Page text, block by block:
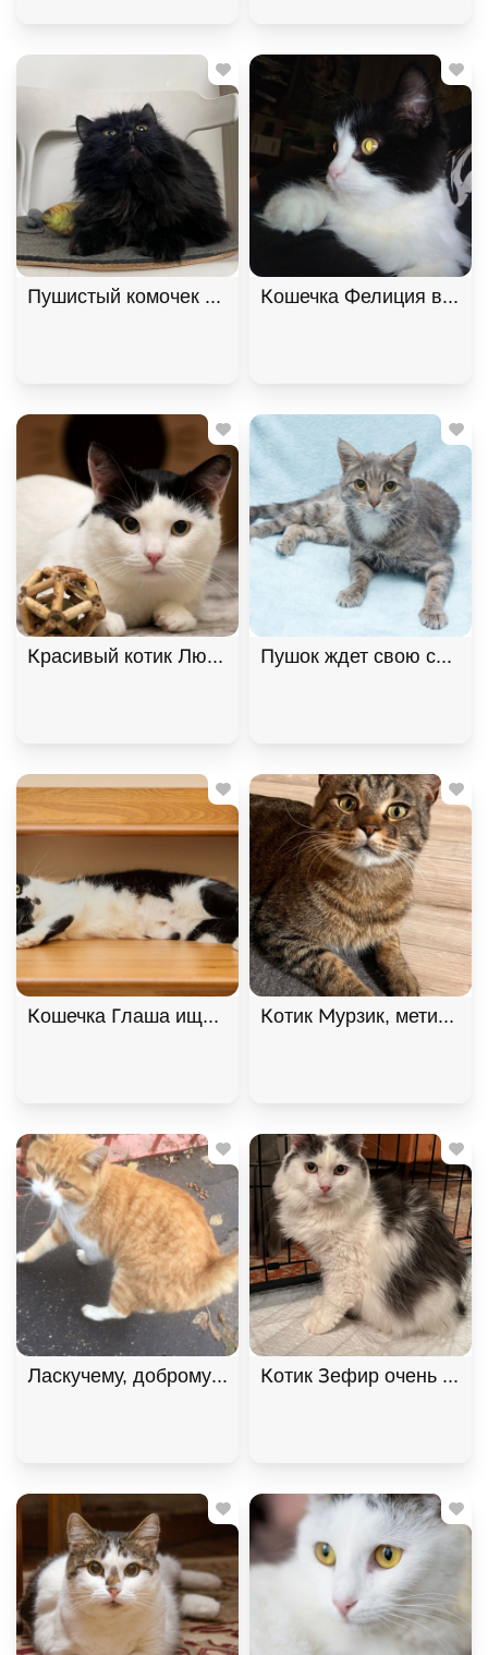
Пушистый комочек Уголёк ищет дом! В дар!,
Кошечка Фелиция в
Красивый котик Люк ищет
Пушок ждет свою
Кошечка Глаша ищет дом , Черный с белым,
Котик Мурзик, метис
Котик Зефир очень